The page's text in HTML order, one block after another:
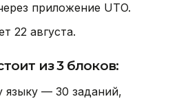
приложение UTO.
22 августа.
из 3 блоков:
языку — 30 заданий,